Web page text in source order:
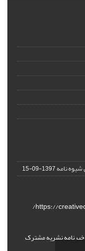
نامه1397-09-15
https://
خبرنامه نشریه مشترک